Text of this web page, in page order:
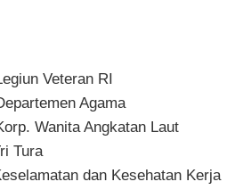
Veteran RI
Agama
Wanita Angkatan Laut
Tura
dan Kesehatan Kerja